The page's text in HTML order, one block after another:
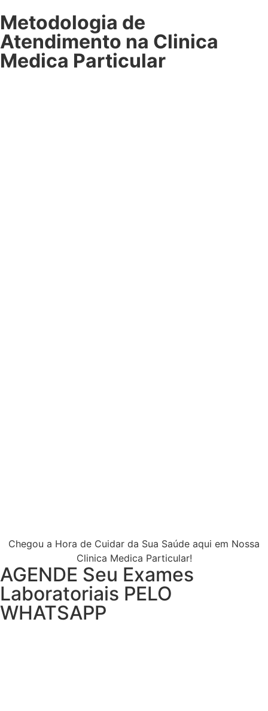
Metodologia de
Atendimento na Clinica
Medica Particular
Chegou a Hora de Cuidar da Sua Saúde aqui em Nossa
Clinica Medica Particular!
AGENDE Seu Exames
Laboratoriais PELO
WHATSAPP